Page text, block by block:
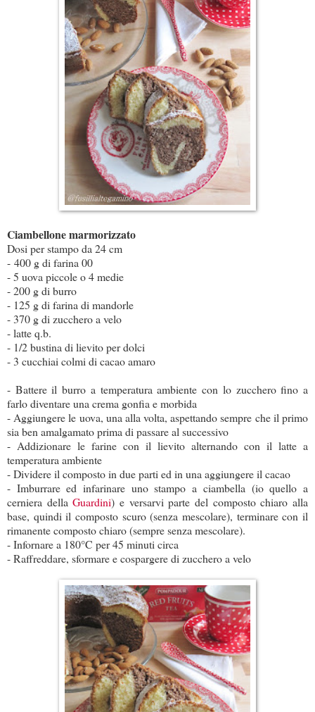
Ciambellone marmorizzato
Dosi per stampo da 24 cm
- 400 g di farina 00
- 5 uova piccole o 4 medie
- 200 g di burro
- 125 g di farina di mandorle
- 370 g di zucchero a velo
- latte q.b.
- 1/2 bustina di lievito per dolci
- 3 cucchiai colmi di cacao amaro
- Battere il burro a temperatura ambiente con lo zucchero fino a
farlo diventare una crema gonfia e morbida
- Aggiungere le uova, una alla volta, aspettando sempre che il primo
sia ben amalgamato prima di passare al successivo
- Addizionare le farine con il lievito alternando con il latte a
temperatura ambiente
- Dividere il composto in due parti ed in una aggiungere il cacao
- Imburrare ed infarinare uno stampo a ciambella (io quello a
cerniera dellaGuardini) e versarvi parte del composto chiaro alla
base, quindi il composto scuro (senza mescolare), terminare con il
rimanente composto chiaro (sempre senza mescolare).
- Infornare a 180°C per 45 minuti circa
- Raffreddare, sformare e cospargere di zucchero a velo